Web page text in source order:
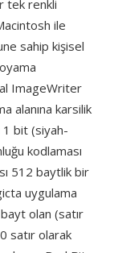
tek renkli
ile
sahip kişisel
ImageWriter
alanına karsilik
bit (siyah-
kodlaması
512 baytlik bir
uygulama
olan (satır
satır olarak